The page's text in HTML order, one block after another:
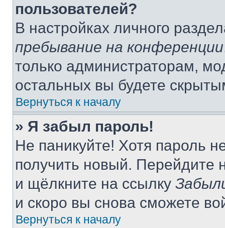
пользователей?
В настройках личного
пребывание на конференции
только администраторам,
остальных вы будете
Вернуться к началу
» Я забыл пароль!
Не паникуйте! Хотя пароль
получить новый. Перейдите
и щёлкните на ссылку
и скоро вы снова сможете
Вернуться к началу